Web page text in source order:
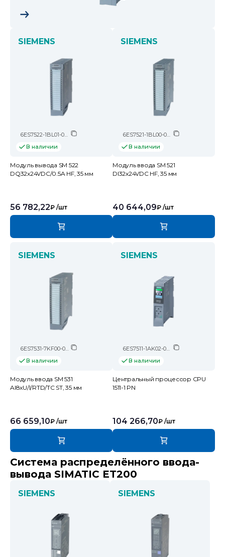
SIEMENS
В наличии
Модуль вывода SM 522
DQ32x24VDC/0.5A HF, 35 мм
56 782,22₽ /шт
SIEMENS
В наличии
Модуль ввода SM 521
DI32x24VDC HF, 35 мм
40 644,09₽ /шт
SIEMENS
В наличии
Модуль ввода SМ 531
AI8xU/I/RTD/TC ST, 35 мм
66 659,10₽ /шт
SIEMENS
В наличии
Центральный процессор CPU
1511-1 PN
104 266,70₽ /шт
Система распределённого ввода-
вывода SIMATIC ET200
SIEMENS SIEMENS